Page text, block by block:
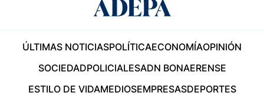
ÚLTIMAS NOTICIASPOLÍTICAECONOMÍAOPINIÓN
SOCIEDADPOLICIALESADN BONAERENSE
ESTILO DE VIDAMEDIOSEMPRESASDEPORTES